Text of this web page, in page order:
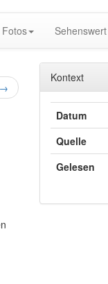
Fotos Sehenswert
→
Kontext
Datum
Quelle
Gelesen